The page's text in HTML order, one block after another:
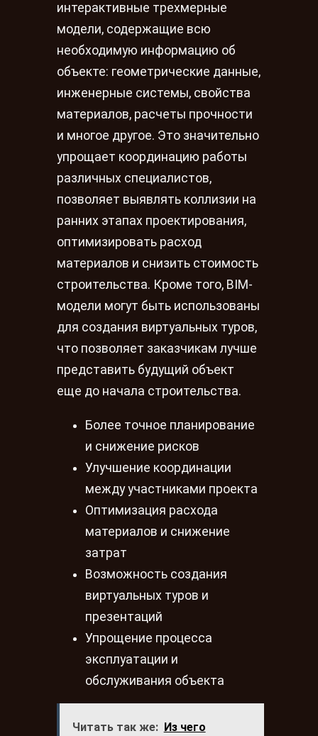
интерактивные трехмерные
модели, содержащие всю
необходимую информацию об
объекте: геометрические данные,
инженерные системы, свойства
материалов, расчеты прочности
и многое другое. Это значительно
упрощает координацию работы
различных специалистов,
позволяет выявлять коллизии на
ранних этапах проектирования,
оптимизировать расход
материалов и снизить стоимость
строительства. Кроме того, BIM-
модели могут быть использованы
для создания виртуальных туров,
что позволяет заказчикам лучше
представить будущий объект
еще до начала строительства.
Более точное планирование
и снижение рисков
Улучшение координации
между участниками проекта
Оптимизация расхода
материалов и снижение
затрат
Возможность создания
виртуальных туров и
презентаций
Упрощение процесса
эксплуатации и
обслуживания объекта
Читать так же: Из чего